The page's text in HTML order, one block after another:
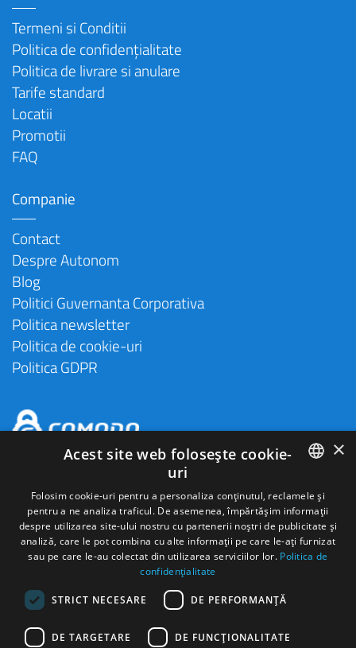
Termeni si Conditii
Politica de confidențialitate
Politica de livrare si anulare
Tarife standard
Locatii
Promotii
FAQ
Companie
Contact
Despre Autonom
Blog
Politici Guvernanta Corporativa
Politica newsletter
Politica de cookie-uri
Politica GDPR
Autonom Services S.A Cod de identificare fiscala 18433260
reg. comJ2006000280271
Activitate principală:Activităţi de închiriere şi leasing cu autoturisme şi
ROMANIAN
HUNGARIAN
ITALIAN
×
Acest site web folosește cookie-
uri
Folosim cookie-uri pentru a personaliza conținutul, reclamele și
pentru a ne analiza traficul. De asemenea, împărtășim informații
despre utilizarea site-ului nostru cu partenerii noștri de publicitate și
analiză, care le pot combina cu alte informații pe care le-ați furnizat
sau pe care le-au colectat din utilizarea serviciilor lor. Politica de
confidențialitate
STRICT NECESARE DE PERFORMANȚĂ
DE TARGETARE DE FUNCŢIONALITATE